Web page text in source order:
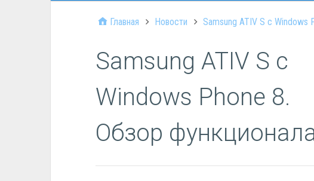
Главная Новости Samsung ATIV S с Windows
Samsung ATIV S с
Windows Phone 8.
Обзор